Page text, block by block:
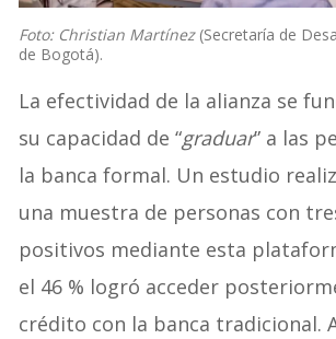
Foto: Christian Martínez(Secretaría de
de Bogotá).
La efectividad de la alianza se
su capacidad de “graduar” a las
la banca formal. Un estudio
una muestra de personas con
positivos mediante esta
el 46 % logró acceder
crédito con la banca tradicional.